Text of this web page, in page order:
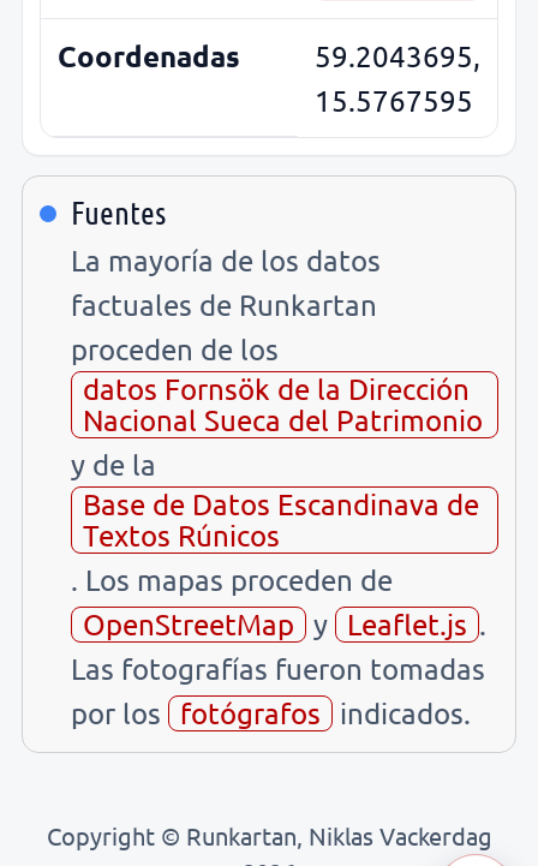
Coordenadas
59.2043695,
15.5767595
Fuentes
La mayoría de los datos
factuales de Runkartan
proceden de los
datos Fornsök de la Dirección
Nacional Sueca del Patrimonio
y de la
Base de Datos Escandinava de
Textos Rúnicos
. Los mapas proceden de
OpenStreetMap y Leaflet.js .
Las fotografías fueron tomadas
por los
fotógrafos indicados.
Copyright © Runkartan, Niklas Vackerdag